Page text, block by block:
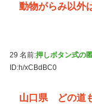
動物がらみ以外
29 名前:押しボタン式の
ID:h/xCBdBC0
山口県 どの道